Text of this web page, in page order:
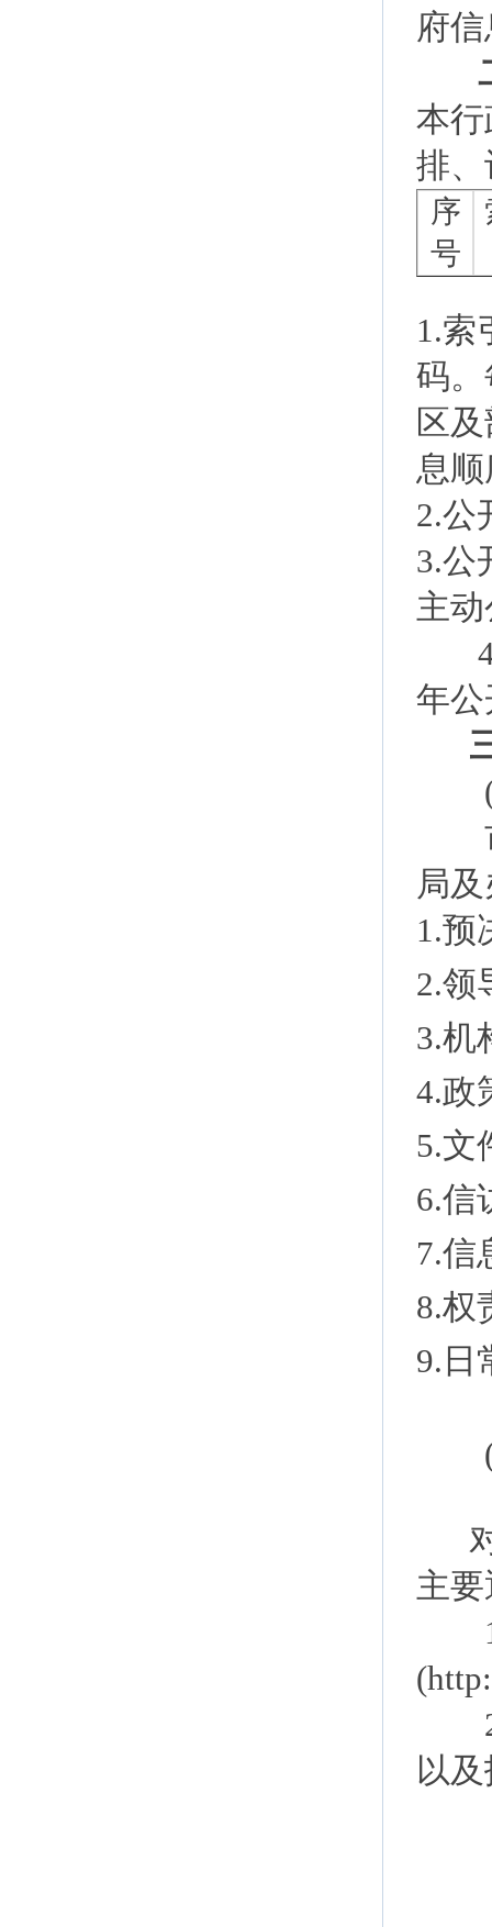
府
二
本
排
序
号
1.索
码
区
息
2.公
3.公
主
4.
年
(
市
局
1.预
2.领
3.机
4.政
5.文
6.信
7.信
8.权
9.日
对
主
1.
2.
以